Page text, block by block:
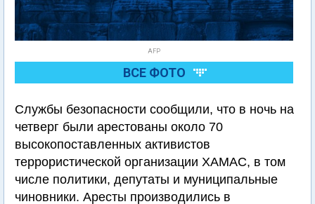
AFP
ВСЕ ФОТО
Службы безопасности сообщили, что в ночь на
четверг были арестованы около 70
высокопоставленных активистов
террористической организации ХАМАС, в том
числе политики, депутаты и муниципальные
чиновники. Аресты производились в